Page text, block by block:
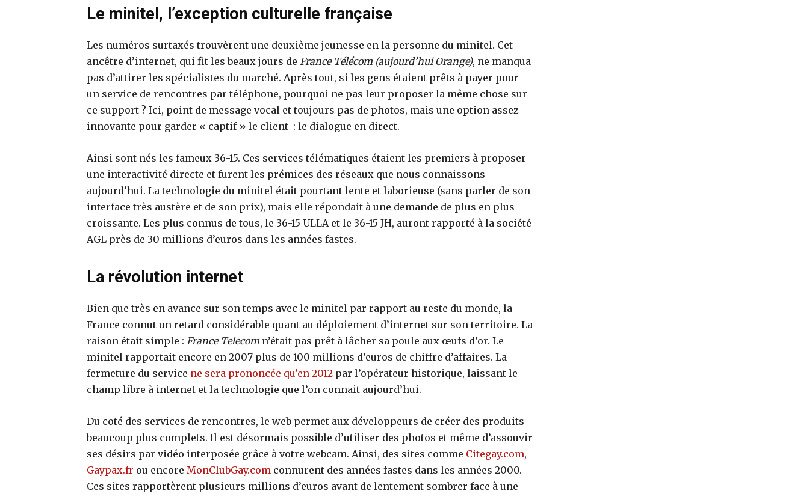
Le minitel, l’exception culturelle française
Les numéros surtaxés trouvèrent une deuxième jeunesse en la personne du minitel. Cet
ancêtre d’internet, qui fit les beaux jours de France Télécom (aujourd’hui Orange), ne manqua
pas d’attirer les spécialistes du marché. Après tout, si les gens étaient prêts à payer pour
un service de rencontres par téléphone, pourquoi ne pas leur proposer la même chose sur
ce support ? Ici, point de message vocal et toujours pas de photos, mais une option assez
innovante pour garder « captif » le client : le dialogue en direct.
Ainsi sont nés les fameux 36-15. Ces services télématiques étaient les premiers à proposer
une interactivité directe et furent les prémices des réseaux que nous connaissons
aujourd’hui. La technologie du minitel était pourtant lente et laborieuse (sans parler de son
interface très austère et de son prix), mais elle répondait à une demande de plus en plus
croissante. Les plus connus de tous, le 36-15 ULLA et le 36-15 JH, auront rapporté à la société
AGL près de 30 millions d’euros dans les années fastes.
La révolution internet
Bien que très en avance sur son temps avec le minitel par rapport au reste du monde, la
France connut un retard considérable quant au déploiement d’internet sur son territoire. La
raison était simple : France Telecomn’était pas prêt à lâcher sa poule aux œufs d’or. Le
minitel rapportait encore en 2007 plus de 100 millions d’euros de chiffre d’affaires. La
fermeture du service ne sera prononcée qu’en 2012par l’opérateur historique, laissant le
champ libre à internet et la technologie que l’on connait aujourd’hui.
Du coté des services de rencontres, le web permet aux développeurs de créer des produits
beaucoup plus complets. Il est désormais possible d’utiliser des photos et même d’assouvir
ses désirs par vidéo interposée grâce à votre webcam. Ainsi, des sites comme Citegay.com,
Gaypax.fr ou encore MonClubGay.com connurent des années fastes dans les années 2000.
Ces sites rapportèrent plusieurs millions d’euros avant de lentement sombrer face à une